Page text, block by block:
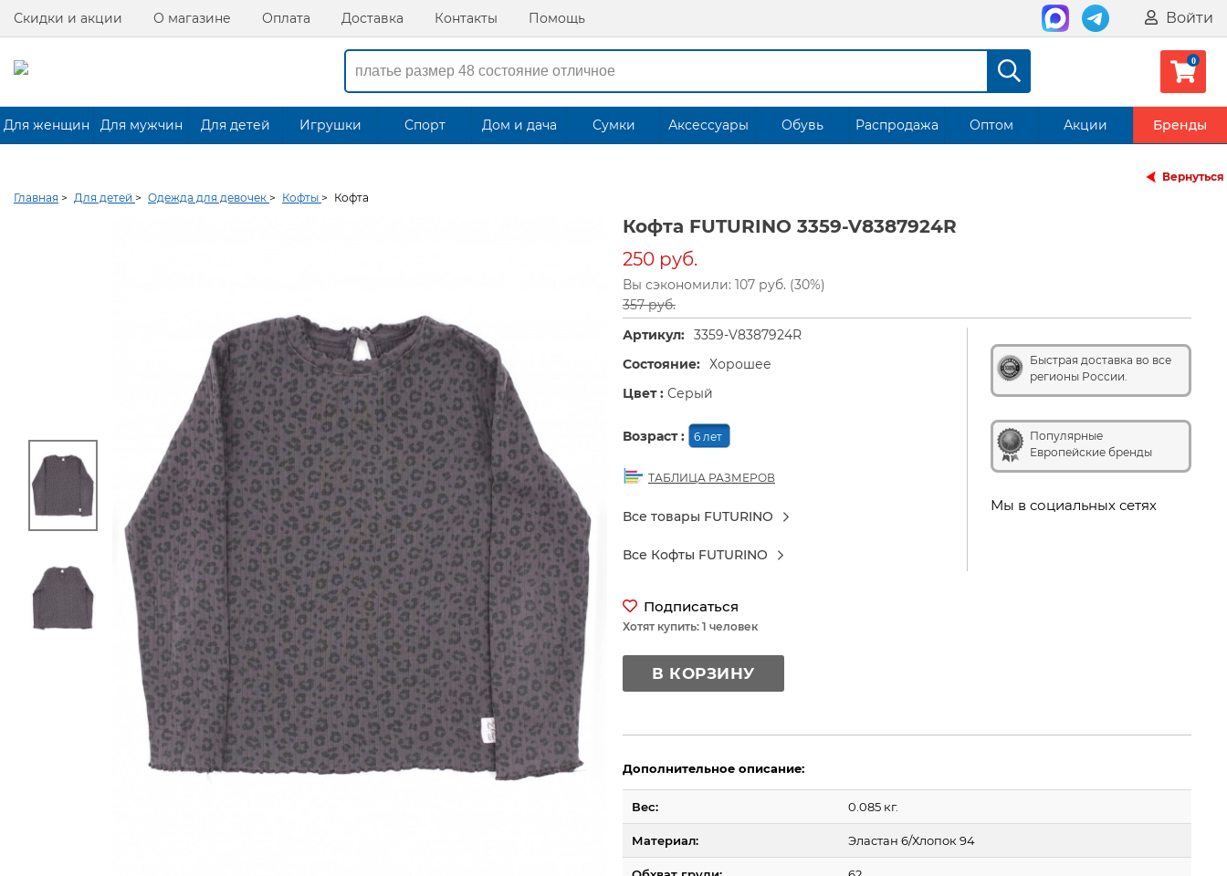
Скидки и акции О магазине Оплата Доставка Контакты Помощь Войти
Для женщин Для мужчин Для детей Игрушки Спорт Дом и дача Сумки Аксессуары Обувь Распродажа Оптом Акции Бренды
Вернуться
Главная > Для детей > Одежда для девочек > Кофты > Кофта
Кофта FUTURINO 3359-V8387924R
250 руб.
Вы сэкономили: 107 руб. (30%)
357 руб.
Быстрая доставка во все
регионы России.
Популярные
Европейские бренды
Мы в социальных сетях
Артикул: 3359-V8387924R
Состояние: Хорошее
Цвет : Серый
Возраст : 6 лет
ТАБЛИЦА РАЗМЕРОВ
Все товары FUTURINO
Все Кофты FUTURINO
Подписаться
Хотят купить: 1 человек
В КОРЗИНУ
Дополнительное описание:
Вес: 0.085 кг.
Материал: Эластан 6/Хлопок 94